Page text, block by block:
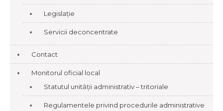
Legislație
Servicii deconcentrate
Contact
Monitorul oficial local
Statutul unității administrativ – tritoriale
Regulamentele privind procedurile administrative